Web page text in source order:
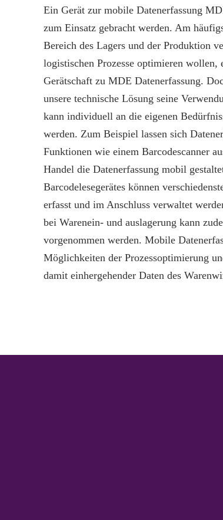
Ein Gerät zur mobile Datenerfassung
zum Einsatz gebracht werden. Am
Bereich des Lagers und der Produktion
logistischen Prozesse optimieren
Gerätschaft zu MDE Datenerfassung.
unsere technische Lösung seine
kann individuell an die eigenen
werden. Zum Beispiel lassen sich
Funktionen wie einem Barcodescanner
Handel die Datenerfassung mobil
Barcodelesegerätes können
erfasst und im Anschluss verwaltet
bei Warenein- und auslagerung kann
vorgenommen werden. Mobile
Möglichkeiten der Prozessoptimierung
damit einhergehender Daten des